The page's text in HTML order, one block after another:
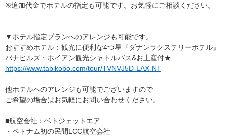
※追加代金でホテルの指定も可能です。お気軽にご相談ください。
▼ホテル指定プランへのアレンジも可能です。
おすすめホテル：観光に便利な4つ星『ダナンラクステリーホテル』
バナヒルズ・ホイアン観光シャトルバス&お土産付★
https://www.tabikobo.com/tour/TVNVJ5D-LAX-NT
他ホテルへのアレンジも可能でございますので
ご希望の場合はお気軽にお問い合わせください。
■航空会社：ベトジェットエア
・ベトナム初の民間LCC航空会社